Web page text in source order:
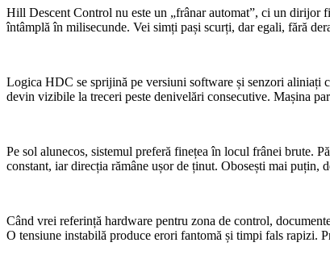
Hill Descent Control nu este un „frânar automat”, ci un dirijor
întâmplă în milisecunde. Vei simți pași scurți, dar egali, fără
Logica HDC se sprijină pe versiuni software și senzori aliniați
devin vizibile la treceri peste denivelări consecutive. Mașina
Pe sol alunecos, sistemul preferă finețea în locul frânei brute.
constant, iar direcția rămâne ușor de ținut. Obosești mai puțin,
Când vrei referință hardware pentru zona de control,
O tensiune instabilă produce erori fantomă și timpi fals rapizi.